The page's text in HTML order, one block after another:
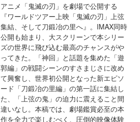
アニメ「鬼滅の刃」を劇場で公開する
『ワールドツアー上映「鬼滅の刃」上弦
集結、そして刀鍛冶の里へ』。IMAX同時
公開も始まり、大スクリーンで本シリー
ズの世界に飛び込む最高のチャンスがや
ってきた。「神回」と話題を集めた「遊
郭編」の戦闘シーンのすさまじさに改め
て興奮し、世界初公開となった新エピソ
ード「刀鍛冶の里編」の第一話に集結し
た、「上弦の鬼」の迫力に震えること間
違いなし。本稿では、劇場鑑賞必至の本
作を全力で楽しむべく、圧倒的映像体験